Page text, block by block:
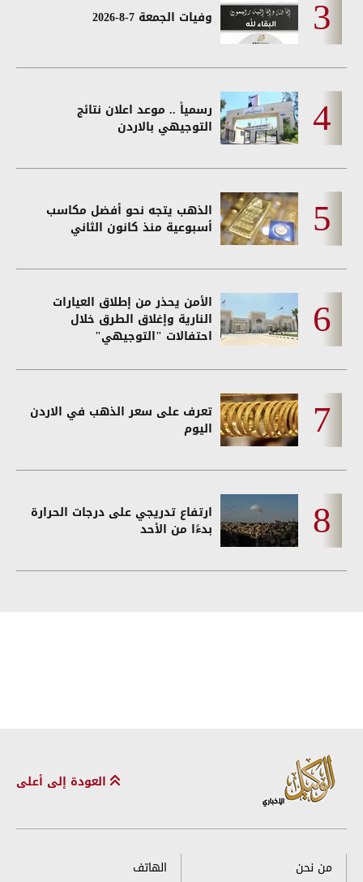
وفيات الجمعة 7-8-2026
رسمياً .. موعد اعلان نتائج
التوجيهي بالاردن
الذهب يتجه نحو أفضل مكاسب
أسبوعية منذ كانون الثاني
الأمن يحذر من إطلاق العيارات
النارية وإغلاق الطرق خلال
احتفالات "التوجيهي"
تعرف على سعر الذهب في الاردن
اليوم
ارتفاع تدريجي على درجات الحرارة
بدءًا من الأحد
العودة إلى أعلى
من نحن الهاتف